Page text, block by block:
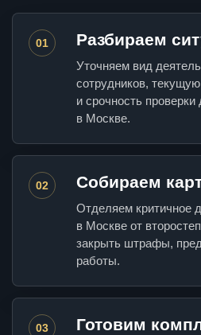
01 Разбираем
Уточняем вид
сотрудников,
и срочность
в Москве.
02 Собираем
Отделяем критичное
в Москве от
закрыть штрафы,
работы.
03 Готовим